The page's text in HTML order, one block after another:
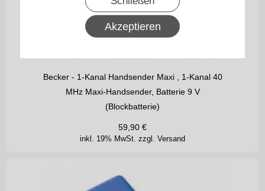
Akzeptieren
Becker - 1-Kanal Handsender Maxi , 1-Kanal 40
MHz Maxi-Handsender, Batterie 9 V
(Blockbatterie)
inkl. 19% MwSt. zzgl. Versand
59,90 €